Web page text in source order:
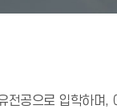
전공으로 입학하며,